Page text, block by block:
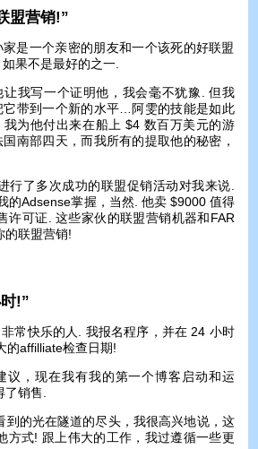
盟营销!”
家是一个亲密的朋友和一个该死的好联盟
果不是最好的之一.
让我写一个证明他，我会毫不犹豫. 但我
它带到一个新的水平…阿雯的技能是如此
我为他付出来在船上 $4 数百万美元的游
国南部四天，而我所有的提取他的秘密，
行了多次成功的联盟促销活动对我来说.
的Adsense掌握，当然. 他卖 $9000 值得
许可证. 这些家伙的联盟营销机器和FAR
的联盟营销!
!”
常快乐的人. 我报名程序，并在 24 小时
的affilliate检查日期!
议，现在我有我的第一个博客启动和运
了销售.
到的光在隧道的尽头，我很高兴地说，这
方式! 跟上伟大的工作，我过遵循一些更